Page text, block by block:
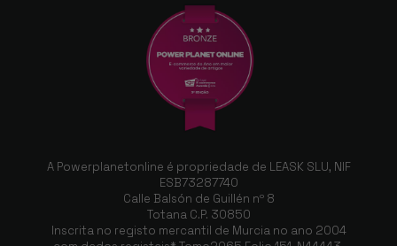
A Powerplanetonline é propriedade de LEASK SLU, NIF
ESB73287740
Calle Balsón de Guillén nº 8
Totana C.P. 30850
Inscrita no registo mercantil de Murcia no ano 2004